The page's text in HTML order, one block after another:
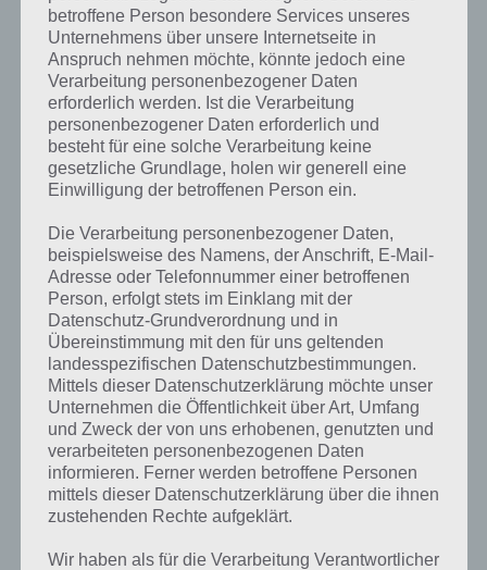
Komplettlösung zur App! Dort
kannst du mit der Suche
schnell die Antworten und
Lösungen der über 300 Level
finden!
Du findest Lösungen auch ohne unsere Hilfe, indem du in der App
Münzen einsetzt. Da diese jedoch begrenzt sind, hast du hier stets
die Möglichkeit alle Antworten zu finden!
Die obige Lösung stimmt leider nicht mehr?
Wenn die Lösung, die wir dir oben Im Zimmer vorgestellt haben,
nicht mehr aktuell sein sollte oder ein Wort in der Lösung von 94
Prozent fehlt, so teile uns die korrekten Lösungen einfach in den
Kommentaren mit. Nur so können wir stets die aktuellen Antworten
auf die zahlreichen Fragen und Sachverhalte in der App geben. Da
die Entwickler die Lösungen immer mal wieder verändern.
betroffene Person besondere Services unseres
Unternehmens über unsere Internetseite in
Anspruch nehmen möchte, könnte jedoch eine
Verarbeitung personenbezogener Daten
erforderlich werden. Ist die Verarbeitung
personenbezogener Daten erforderlich und
besteht für eine solche Verarbeitung keine
gesetzliche Grundlage, holen wir generell eine
Einwilligung der betroffenen Person ein.
Die Verarbeitung personenbezogener Daten,
beispielsweise des Namens, der Anschrift, E-Mail-
Adresse oder Telefonnummer einer betroffenen
Person, erfolgt stets im Einklang mit der
Datenschutz-Grundverordnung und in
Übereinstimmung mit den für uns geltenden
landesspezifischen Datenschutzbestimmungen.
Mittels dieser Datenschutzerklärung möchte unser
Unternehmen die Öffentlichkeit über Art, Umfang
und Zweck der von uns erhobenen, genutzten und
verarbeiteten personenbezogenen Daten
informieren. Ferner werden betroffene Personen
mittels dieser Datenschutzerklärung über die ihnen
zustehenden Rechte aufgeklärt.
Wir haben als für die Verarbeitung Verantwortlicher